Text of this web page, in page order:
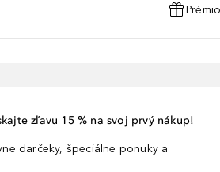
zľavu 15 % na svoj prvý nákup!
darčeky, špeciálne ponuky a